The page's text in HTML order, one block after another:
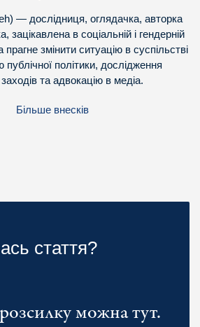
— дослідниця, оглядачка, авторка
зацікавлена в соціальній і гендерній
змінити ситуацію в суспільстві
публічної політики, дослідження
та адвокацію в медіа.
Більше внесків
стаття?
можна тут.